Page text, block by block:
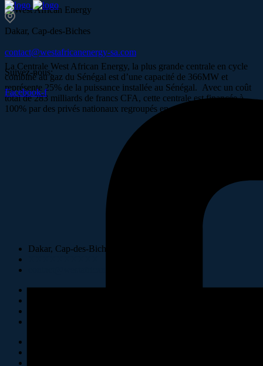
La Centrale West African Energy, la plus grande centrale en cycle
combiné au gaz du Sénégal est d’une capacité de 366MW et
représente 25% de la puissance installée au Sénégal. Avec un coût
total de 283 milliards de francs CFA, cette centrale est financée à
100% par des privés nationaux regroupés en un consortium.
Dakar, Cap-des-Biches
Dakar, Cap-des-Biches
contact@westafricanenergy-sa.com
Suivez-nous:
Facebook-f